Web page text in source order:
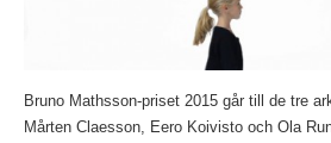
Bruno Mathsson-priset 2015 går till de tre
Mårten Claesson, Eero Koivisto och Ola